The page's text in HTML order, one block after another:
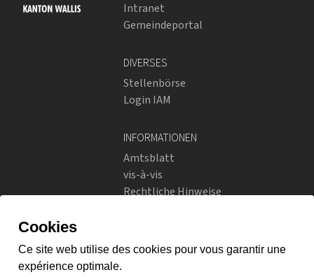
Intranet
Gemeindeportal
DIVERSES
Stellenbörse
Login IAM
INFORMATIONEN
Amtsblatt
vis-à-vis
Rechtliche Hinweise